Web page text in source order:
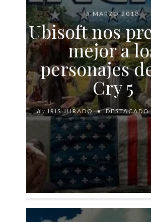
5 MARZO 2018
Ubisoft nos
mejor a
personajes
Cry 5
By IRIS JURADO DESTACADO